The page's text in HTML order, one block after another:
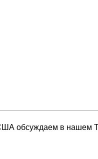
обсуждаем в нашем